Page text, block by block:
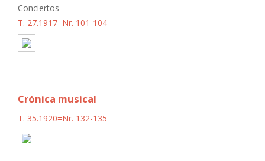
Conciertos
T. 27.1917=Nr. 101-104
Crónica musical
T. 35.1920=Nr. 132-135